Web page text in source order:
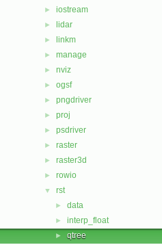
► iostream
► lidar
► linkm
► manage
► nviz
► ogsf
► pngdriver
► proj
► psdriver
► raster
► raster3d
► rowio
▼ rst
► data
► interp_float
► qtree